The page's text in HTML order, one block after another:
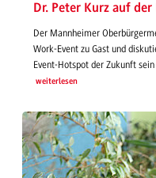
Dr. Peter Kurz auf der
Der Mannheimer
Work-Event zu Gast und
Event-Hotspot der Zukunft
weiterlesen